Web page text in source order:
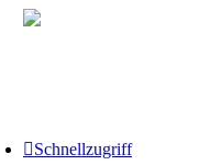
Schnellzugriff